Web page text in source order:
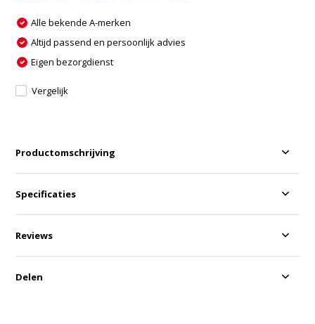
Alle bekende A-merken
Altijd passend en persoonlijk advies
Eigen bezorgdienst
Vergelijk
Productomschrijving
Specificaties
Reviews
Delen